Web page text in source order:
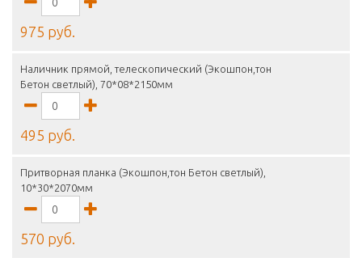
975 руб.
Наличник прямой, телескопический (Экошпон,тон
Бетон светлый), 70*08*2150мм
495 руб.
Притворная планка (Экошпон,тон Бетон светлый),
10*30*2070мм
570 руб.